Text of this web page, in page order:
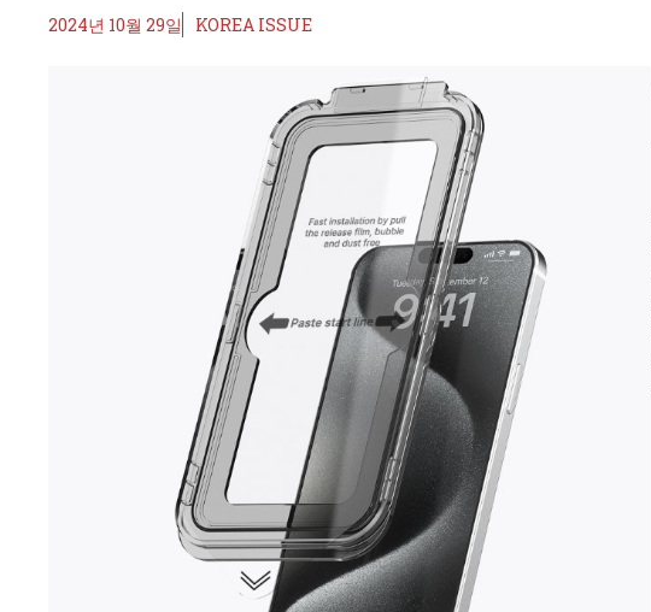
2024년 10월 29일 KOREA ISSUE